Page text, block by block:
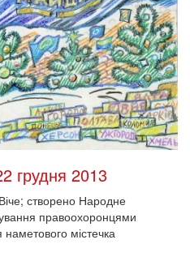
грудня 2013
створено Народне
правоохоронцями
містечка